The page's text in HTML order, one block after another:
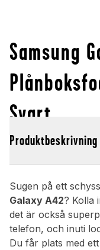
Samsung
Svart
Produktbeskrivning
Sugen på ett
Galaxy A42? Kolla
det är också
telefon, och inuti
Du får plats med